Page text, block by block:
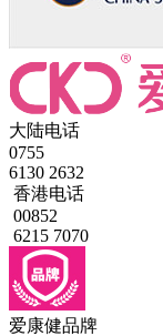
大陆电话
0755
6130 2632
香港电话
00852
6215 7070
爱康健品牌